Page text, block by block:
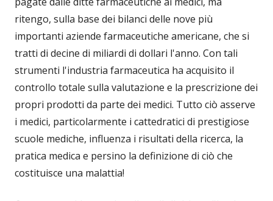
ritengo, sulla base dei bilanci delle nove più
importanti aziende farmaceutiche americane, che si
tratti di decine di miliardi di dollari l'anno. Con tali
strumenti l'industria farmaceutica ha acquisito il
controllo totale sulla valutazione e la prescrizione dei
propri prodotti da parte dei medici. Tutto ciò asserve
i medici, particolarmente i cattedratici di prestigiose
scuole mediche, influenza i risultati della ricerca, la
pratica medica e persino la definizione di ciò che
costituisce una malattia!